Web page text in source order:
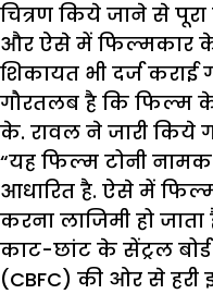
चित्रण किये जाने से
और ऐसे में फिल्मकार
शिकायत भी दर्ज कराई
गौरतलब है कि फिल्म
के. रावल ने जारी
“यह फिल्म टोनी
आधारित है. ऐसे में
करना लाजिमी हो
काट-छांट के सेंट्रल
(CBFC) की ओर से हरी